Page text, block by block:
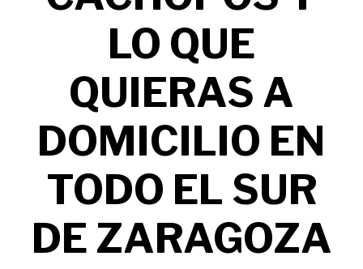
LO QUE
QUIERAS A
DOMICILIO EN
TODO EL SUR
DE ZARAGOZA